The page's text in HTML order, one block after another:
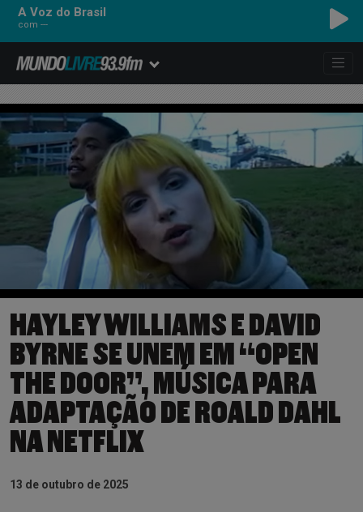
A Voz do Brasil
com ---
HAYLEY WILLIAMS E DAVID
BYRNE SE UNEM EM “OPEN
THE DOOR”, MÚSICA PARA
ADAPTAÇÃO DE ROALD DAHL
NA NETFLIX
13 de outubro de 2025